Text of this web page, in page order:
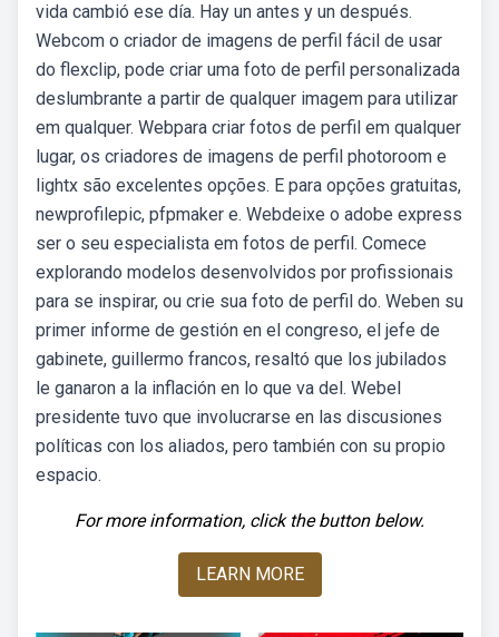
vida cambió ese día. Hay un antes y un después.
Webcom o criador de imagens de perfil fácil de usar
do flexclip, pode criar uma foto de perfil personalizada
deslumbrante a partir de qualquer imagem para utilizar
em qualquer. Webpara criar fotos de perfil em qualquer
lugar, os criadores de imagens de perfil photoroom e
lightx são excelentes opções. E para opções gratuitas,
newprofilepic, pfpmaker e. Webdeixe o adobe express
ser o seu especialista em fotos de perfil. Comece
explorando modelos desenvolvidos por profissionais
para se inspirar, ou crie sua foto de perfil do. Weben su
primer informe de gestión en el congreso, el jefe de
gabinete, guillermo francos, resaltó que los jubilados
le ganaron a la inflación en lo que va del. Webel
presidente tuvo que involucrarse en las discusiones
políticas con los aliados, pero también con su propio
espacio.
For more information, click the button below.
LEARN MORE